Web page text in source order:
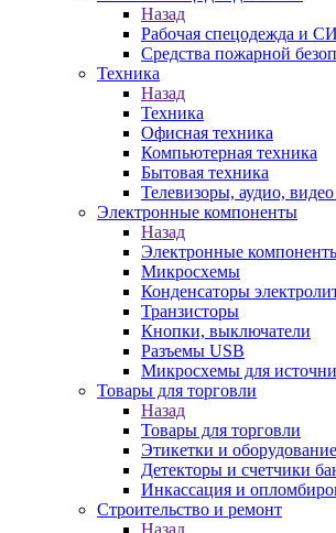
Назад
Рабочая спецодежда и
Средства пожарной
Техника
Назад
Техника
Офисная техника
Компьютерная техника
Бытовая техника
Телевизоры, аудио,
Электронные компоненты
Назад
Электронные
Микросхемы
Конденсаторы
Транзисторы
Кнопки, выключатели
Разъемы USB
Микросхемы для
Товары для торговли
Назад
Товары для торговли
Этикетки и
Детекторы и счетчики
Инкассация и
Строительство и ремонт
Назад